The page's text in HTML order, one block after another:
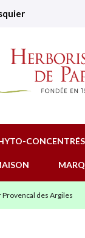
CONCENTRÉS
des Argiles